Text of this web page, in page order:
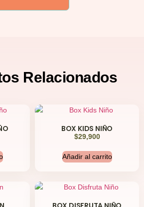
Relacionados
BOX KIDS NIÑO
$29,900
Añadir al carrito